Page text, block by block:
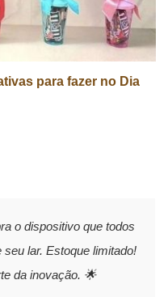
para fazer no Dia
o dispositivo que todos
lar. Estoque limitado!
da inovação. 🌟